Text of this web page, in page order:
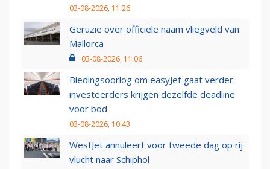
03-08-2026, 11:26
Geruzie over officiële naam vliegveld van
Mallorca
03-08-2026, 11:06
Biedingsoorlog om easyJet gaat verder:
investeerders krijgen dezelfde deadline
voor bod
03-08-2026, 10:43
WestJet annuleert voor tweede dag op rij
vlucht naar Schiphol